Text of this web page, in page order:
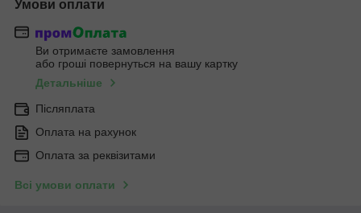
Умови оплати
Ви отримаєте замовлення
або гроші повернуться на вашу картку
Детальніше
Післяплата
Оплата на рахунок
Оплата за реквізитами
Всі умови оплати